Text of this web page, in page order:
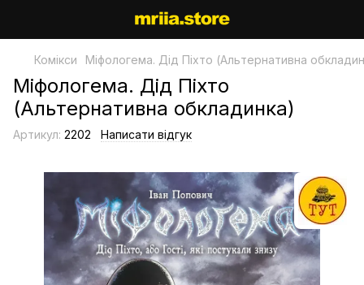
Комікси Міфологема. Дід Піхто (Альтернативна
Міфологема. Дід Піхто
(Альтернативна обкладинка)
Артикул: 2202 Написати відгук